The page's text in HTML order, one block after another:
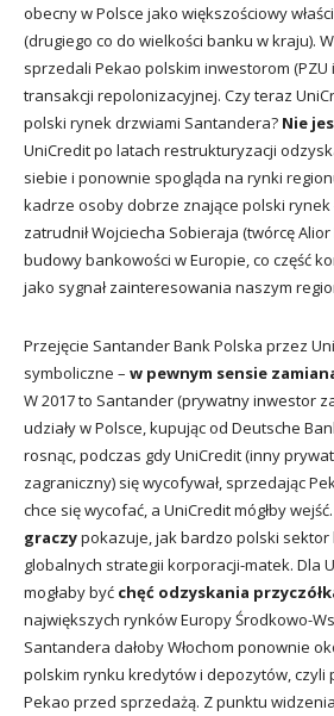
obecny w Polsce jako większościowy
(drugiego co do wielkości banku w kraju).
sprzedali Pekao polskim inwestorom (PZU i
transakcji repolonizacyjnej. Czy teraz
polski rynek drzwiami Santandera? Nie
UniCredit po latach restrukturyzacji
siebie i ponownie spogląda na rynki
kadrze osoby dobrze znające polski rynek
zatrudnił Wojciecha Sobieraja (twórcę
budowy bankowości w Europie, co część
jako sygnał zainteresowania naszym
Przejęcie Santander Bank Polska przez
symboliczne – w pewnym sensie
W 2017 to Santander (prywatny inwestor
udziały w Polsce, kupując od Deutsche
rosnąc, podczas gdy UniCredit (inny
zagraniczny) się wycofywał, sprzedając
chce się wycofać, a UniCredit mógłby
graczypokazuje, jak bardzo polski
globalnych strategii korporacji-matek. Dla
mogłaby być chęć odzyskania
największych rynków Europy Środkowo-
Santandera dałoby Włochom ponownie
polskim rynku kredytów i depozytów, czyli
Pekao przed sprzedażą. Z punktu